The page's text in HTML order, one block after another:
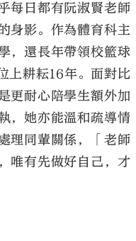
每日都有阮淑賢老師
身影。作為體育科主
，還長年帶領校籃球
上耕耘16年。面對比
更耐心陪學生額外加
，她亦能溫和疏導情
理同輩關係，「老師
唯有先做好自己，才